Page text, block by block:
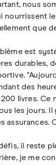
nous
nourrissent
que
est
durables,
des
livres. Ce
les jours. Il
assurances.
il reste
je me